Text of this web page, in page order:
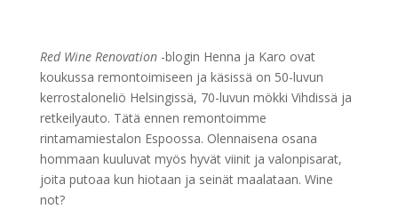
Red Wine Renovation-blogin Henna ja Karo ovat
koukussa remontoimiseen ja käsissä on 50-luvun
kerrostaloneliö Helsingissä, 70-luvun mökki Vihdissä ja
retkeilyauto. Tätä ennen remontoimme
rintamamiestalon Espoossa. Olennaisena osana
hommaan kuuluvat myös hyvät viinit ja valonpisarat,
joita putoaa kun hiotaan ja seinät maalataan. Wine
not?